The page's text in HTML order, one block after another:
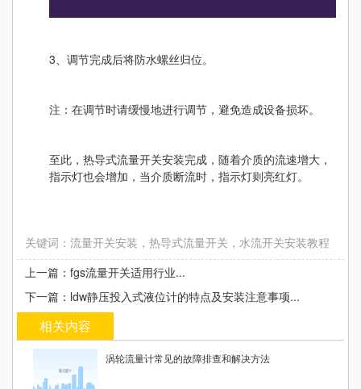
3、调节完成后将防水螺丝归位。
注：在调节时请缓慢地进行调节，避免造成设备损坏。
至此，热导式流量开关安装完成，随着介质的流速增大，
指示灯也会增加，当介质断流时，指示灯则亮红灯。
关键词：流量开关安装，热导式流量开关，水流开关安装教程
上一篇：fgs流量开关适用行业...
下一篇：ldw静压投入式液位计的特点及安装注意事项...
相关内容
涡轮流量计常见的故障排查和解决方法